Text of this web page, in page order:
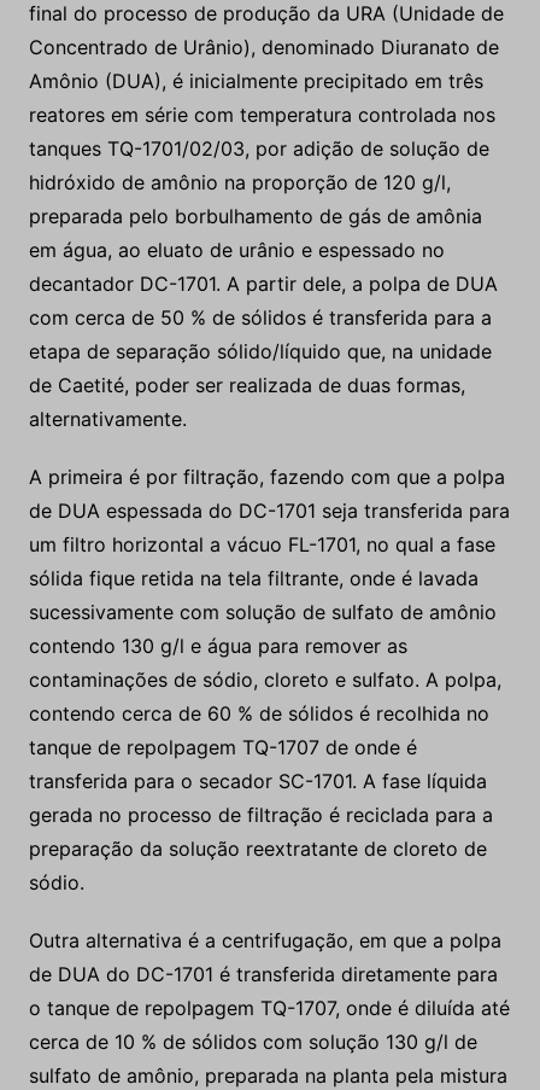
final do processo de produção da URA (Unidade de
Concentrado de Urânio), denominado Diuranato de
Amônio (DUA), é inicialmente precipitado em três
reatores em série com temperatura controlada nos
tanques TQ-1701/02/03, por adição de solução de
hidróxido de amônio na proporção de 120 g/l,
preparada pelo borbulhamento de gás de amônia
em água, ao eluato de urânio e espessado no
decantador DC-1701. A partir dele, a polpa de DUA
com cerca de 50 % de sólidos é transferida para a
etapa de separação sólido/líquido que, na unidade
de Caetité, poder ser realizada de duas formas,
alternativamente.
A primeira é por filtração, fazendo com que a polpa
de DUA espessada do DC-1701 seja transferida para
um filtro horizontal a vácuo FL-1701, no qual a fase
sólida fique retida na tela filtrante, onde é lavada
sucessivamente com solução de sulfato de amônio
contendo 130 g/l e água para remover as
contaminações de sódio, cloreto e sulfato. A polpa,
contendo cerca de 60 % de sólidos é recolhida no
tanque de repolpagem TQ-1707 de onde é
transferida para o secador SC-1701. A fase líquida
gerada no processo de filtração é reciclada para a
preparação da solução reextratante de cloreto de
sódio.
Outra alternativa é a centrifugação, em que a polpa
de DUA do DC-1701 é transferida diretamente para
o tanque de repolpagem TQ-1707, onde é diluída até
cerca de 10 % de sólidos com solução 130 g/l de
sulfato de amônio, preparada na planta pela mistura